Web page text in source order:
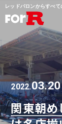
レッドバロンからすべて
2022.03.20
関東朝め